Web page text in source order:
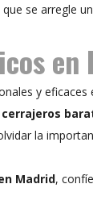
se arregle
en
y
cerrajeros
la
Madrid,